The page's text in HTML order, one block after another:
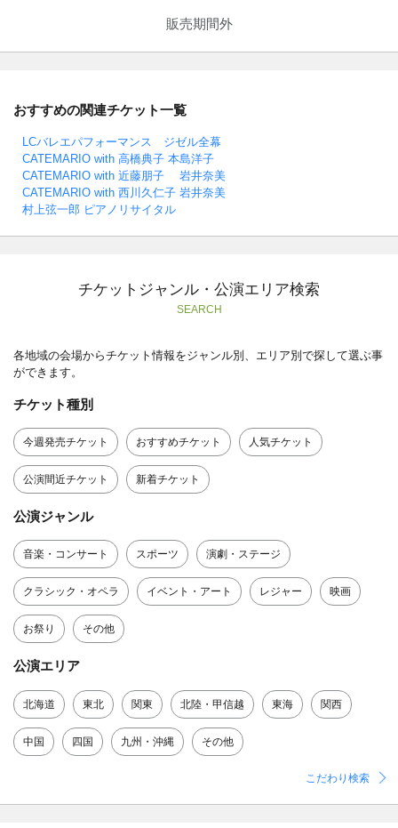
販売期間外
おすすめの関連チケット一覧
LCバレエパフォーマンス ジゼル全幕
CATEMARIO with 高橋典子 本島洋子
CATEMARIO with 近藤朋子 岩井奈美
CATEMARIO with 西川久仁子 岩井奈美
村上弦一郎 ピアノリサイタル
チケットジャンル・公演エリア検索
SEARCH
各地域の会場からチケット情報をジャンル別、エリア別で探して選ぶ事
ができます。
チケット種別
今週発売チケット おすすめチケット 人気チケット
公演間近チケット 新着チケット
公演ジャンル
音楽・コンサート スポーツ 演劇・ステージ
クラシック・オペラ イベント・アート レジャー 映画
お祭り その他
公演エリア
北海道 東北 関東 北陸・甲信越 東海 関西
中国 四国 九州・沖縄 その他
こだわり検索